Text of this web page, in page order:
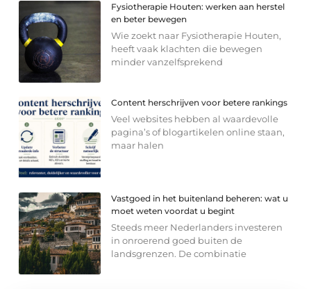
Fysiotherapie Houten: werken aan herstel
en beter bewegen
Wie zoekt naar Fysiotherapie Houten,
heeft vaak klachten die bewegen
minder vanzelfsprekend
Content herschrijven voor betere rankings
Veel websites hebben al waardevolle
pagina’s of blogartikelen online staan,
maar halen
Vastgoed in het buitenland beheren: wat u
moet weten voordat u begint
Steeds meer Nederlanders investeren
in onroerend goed buiten de
landsgrenzen. De combinatie